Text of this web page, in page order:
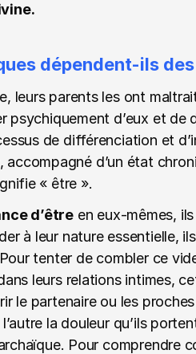
dépendent-ils
leurs parents les ont
psychiquement d’eux et
de différenciation et
d’un état
« être ».
d’être en eux-mêmes,
à leur nature
tenter de combler ce
leurs relations intimes,
le partenaire ou les
la douleur qu’ils
Pour comprendre